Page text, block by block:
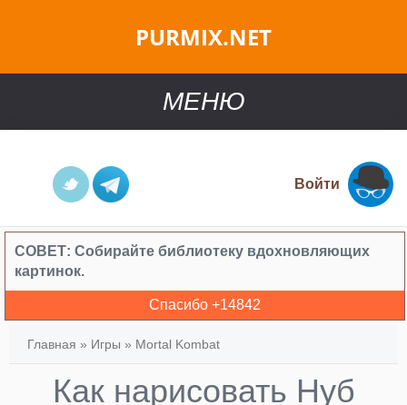
PURMIX.NET
МЕНЮ
Войти
СОВЕТ: Собирайте библиотеку вдохновляющих
картинок.
Спасибо +14842
Главная » Игры » Mortal Kombat
Как нарисовать Нуб